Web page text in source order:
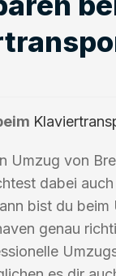
Umzug von
dabei
bist du
genau